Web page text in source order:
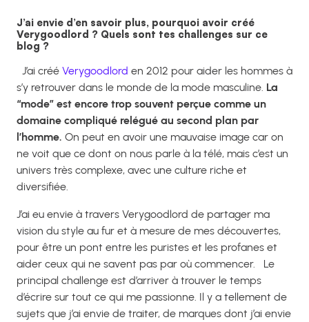
J’ai envie d’en savoir plus, pourquoi avoir créé
Verygoodlord ? Quels sont tes challenges sur ce
blog ?
J’ai créé Verygoodlord en 2012 pour aider les hommes à
s’y retrouver dans le monde de la mode masculine. La
“mode” est encore trop souvent perçue comme un
domaine compliqué relégué au second plan par
l’homme. On peut en avoir une mauvaise image car on
ne voit que ce dont on nous parle à la télé, mais c’est un
univers très complexe, avec une culture riche et
diversifiée.
J’ai eu envie à travers Verygoodlord de partager ma
vision du style au fur et à mesure de mes découvertes,
pour être un pont entre les puristes et les profanes et
aider ceux qui ne savent pas par où commencer.
Le
principal challenge est d’arriver à trouver le temps
d’écrire sur tout ce qui me passionne. Il y a tellement de
sujets que j’ai envie de traiter, de marques dont j’ai envie